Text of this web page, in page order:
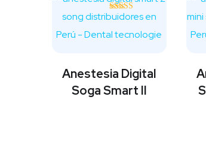
Anestesia Digital
Soga Smart II
Valorado con
de 5